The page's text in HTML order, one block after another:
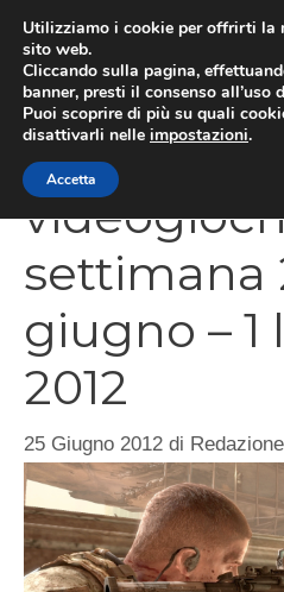
contenuto
Nuove
settimana
giugno – 1
2012
25 Giugno 2012 di Redazione
Utilizziamo i cookie per offrirti la
sito web.
Cliccando sulla pagina,
banner, presti il consenso all’uso
Puoi scoprire di più su quali
disattivarli nelle impostazioni.
Accetta